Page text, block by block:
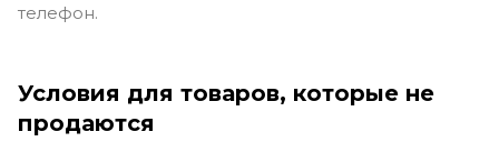
телефон.
Условия для товаров, которые не
продаются